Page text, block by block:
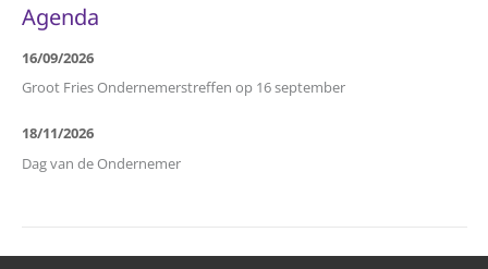
Agenda
16/09/2026
Groot Fries Ondernemerstreffen op 16 september
18/11/2026
Dag van de Ondernemer